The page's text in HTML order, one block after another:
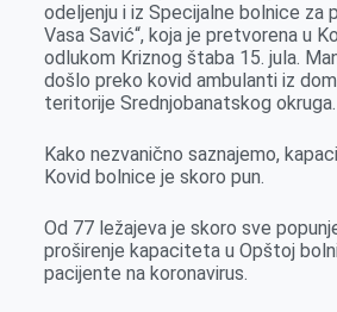
odeljenju i iz Specijalne bolnice za
Vasa Savić“, koja je pretvorena u
odlukom Kriznog štaba 15. jula.
došlo preko kovid ambulanti iz
teritorije Srednjobanatskog okruga.
Kako nezvanično saznajemo,
Kovid bolnice je skoro pun.
Od 77 ležajeva je skoro sve
proširenje kapaciteta u Opštoj
pacijente na koronavirus.